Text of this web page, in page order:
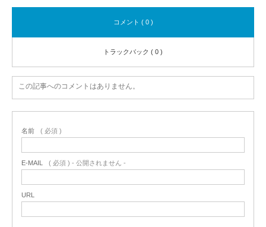
コメント ( 0 )
トラックバック ( 0 )
この記事へのコメントはありません。
名前 ( 必須 )
E-MAIL ( 必須 ) - 公開されません -
URL